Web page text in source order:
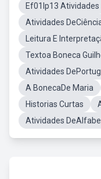
Ef01lp13 Atividades
Atividades
Leitura E
Textoa Boneca
Atividades
A BonecaDe Maria
Historias Curtas
Atividades